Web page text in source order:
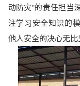
动防灾”的责任担当
注学习安全知识的
他人安全的决心无比